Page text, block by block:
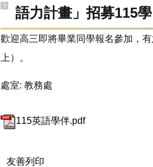
語力計畫」招募115
歡迎高三即將畢業同學報名參加，
上）。
處室: 教務處
115英語學伴.pdf
友善列印